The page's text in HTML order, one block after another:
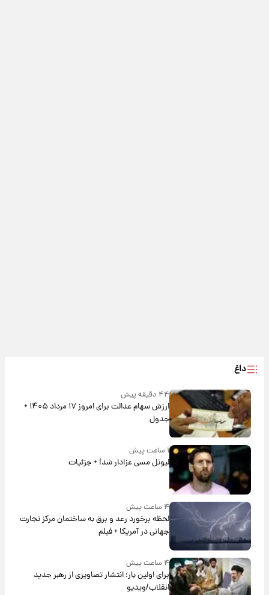
داغ
۴۴ دقیقه پیش
ارزش سهام عدالت برای امروز ۱۷ مرداد ۱۴۰۵ +
جدول
۱ ساعت پیش
لیونل مسی عزادار شد! + جزئیات
۴ ساعت پیش
لحظه برخورد رعد و برق به ساختمان مرکز تجارت
جهانی در آمریکا + فیلم
۴ ساعت پیش
برای اولین بار؛ انتشار تصاویری از رهبر جدید
انقلاب/ویدیو